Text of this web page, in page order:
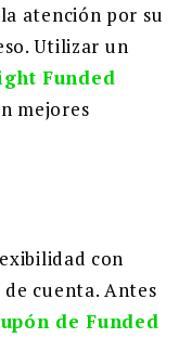
atención por su
Utilizar un
Funded
mejores
con
cuenta. Antes
de Funded